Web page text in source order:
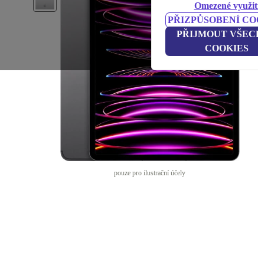
Omezené
PŘIZPŮSOBENÍ
PŘIJMOUT
COOKIES
pouze pro ilustrační účely